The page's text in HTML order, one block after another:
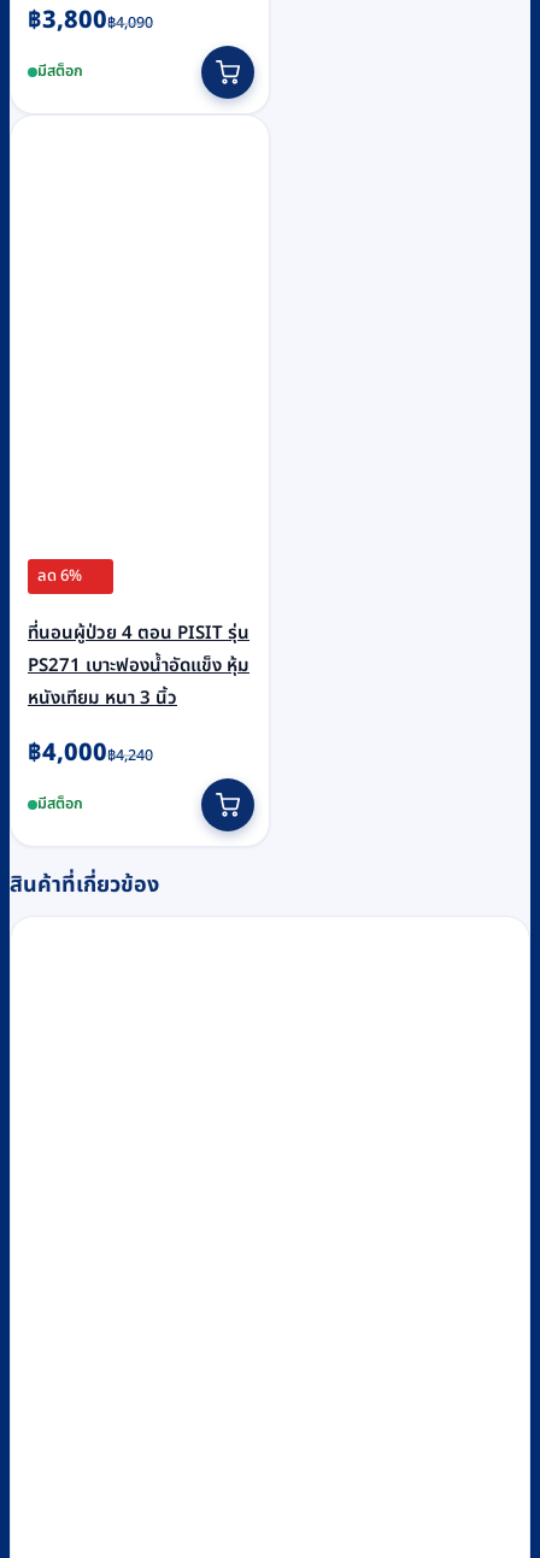
฿4,090
Original
was:
฿4,090.
฿3,800
Current
is:
฿3,800.
มีสต็อก
ลด 6%
ที่นอนผู้ป่วย 4 ตอน PISIT รุ่น
PS271 เบาะฟองน้ำอัดแข็ง หุ้ม
หนังเทียม หนา 3 นิ้ว
฿4,240
Original
was:
฿4,240.
฿4,000
Current
is:
฿4,000.
มีสต็อก
สินค้าที่เกี่ยวข้อง